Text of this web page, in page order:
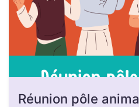
Réunion pôle